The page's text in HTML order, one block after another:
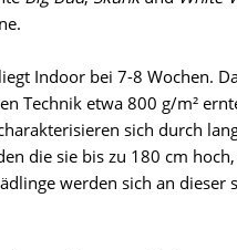
Female Seeds
G13 Labs
Genehtik Seeds
Indoor bei 7-8 Wochen.
Technik etwa 800 g/m²
sich durch
die sie bis zu 180 cm
werden sich an